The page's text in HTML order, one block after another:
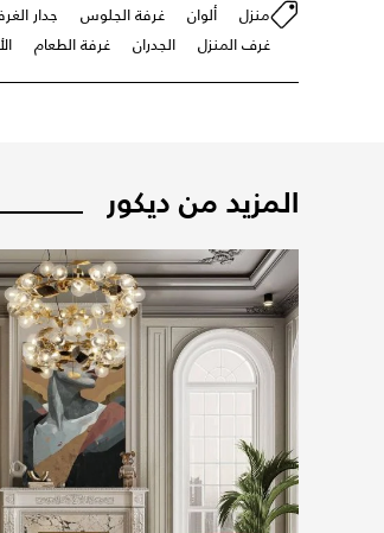
منزل ألوان غرفة الجلوس جدار
غرف المنزل
الجدران غرفة الطعام
المزيد من ديكور